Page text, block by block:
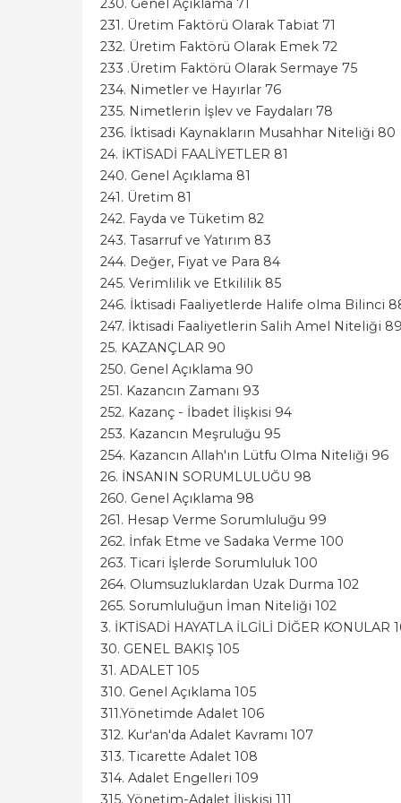
230. Genel Açıklama 71
231. Üretim Faktörü Olarak Tabiat 71
232. Üretim Faktörü Olarak Emek 72
233 .Üretim Faktörü Olarak Sermaye 75
234. Nimetler ve Hayırlar 76
235. Nimetlerin İşlev ve Faydaları 78
236. İktisadi Kaynakların Musahhar Niteliği 80
24. İKTİSADİ FAALİYETLER 81
240. Genel Açıklama 81
241. Üretim 81
242. Fayda ve Tüketim 82
243. Tasarruf ve Yatırım 83
244. Değer, Fiyat ve Para 84
245. Verimlilik ve Etkililik 85
246. İktisadi Faaliyetlerde Halife olma Bilinci
247. İktisadi Faaliyetlerin Salih Amel Niteliği
25. KAZANÇLAR 90
250. Genel Açıklama 90
251. Kazancın Zamanı 93
252. Kazanç - İbadet İlişkisi 94
253. Kazancın Meşruluğu 95
254. Kazancın Allah'ın Lütfu Olma Niteliği 96
26. İNSANIN SORUMLULUĞU 98
260. Genel Açıklama 98
261. Hesap Verme Sorumluluğu 99
262. İnfak Etme ve Sadaka Verme 100
263. Ticari İşlerde Sorumluluk 100
264. Olumsuzluklardan Uzak Durma 102
265. Sorumluluğun İman Niteliği 102
3. İKTİSADİ HAYATLA İLGİLİ DİĞER KONULAR
30. GENEL BAKIŞ 105
31. ADALET 105
310. Genel Açıklama 105
311.Yönetimde Adalet 106
312. Kur'an'da Adalet Kavramı 107
313. Ticarette Adalet 108
314. Adalet Engelleri 109
315. Yönetim-Adalet İlişkisi 111